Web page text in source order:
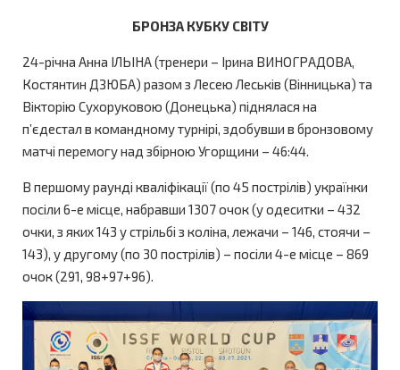
БРОНЗА КУБКУ СВІТУ
24-річна Анна ІЛЬІНА (тренери – Ірина ВИНОГРАДОВА,
Костянтин ДЗЮБА) разом з Лесею Леськів (Вінницька) та
Вікторію Сухоруковою (Донецька) піднялася на
п’єдестал в командному турнірі, здобувши в бронзовому
матчі перемогу над збірною Угорщини – 46:44.
В першому раунді кваліфікації (по 45 пострілів) українки
посіли 6-е місце, набравши 1307 очок (у одеситки – 432
очки, з яких 143 у стрільбі з коліна, лежачи – 146, стоячи –
143), у другому (по 30 пострілів) – посіли 4-е місце – 869
очок (291, 98+97+96).